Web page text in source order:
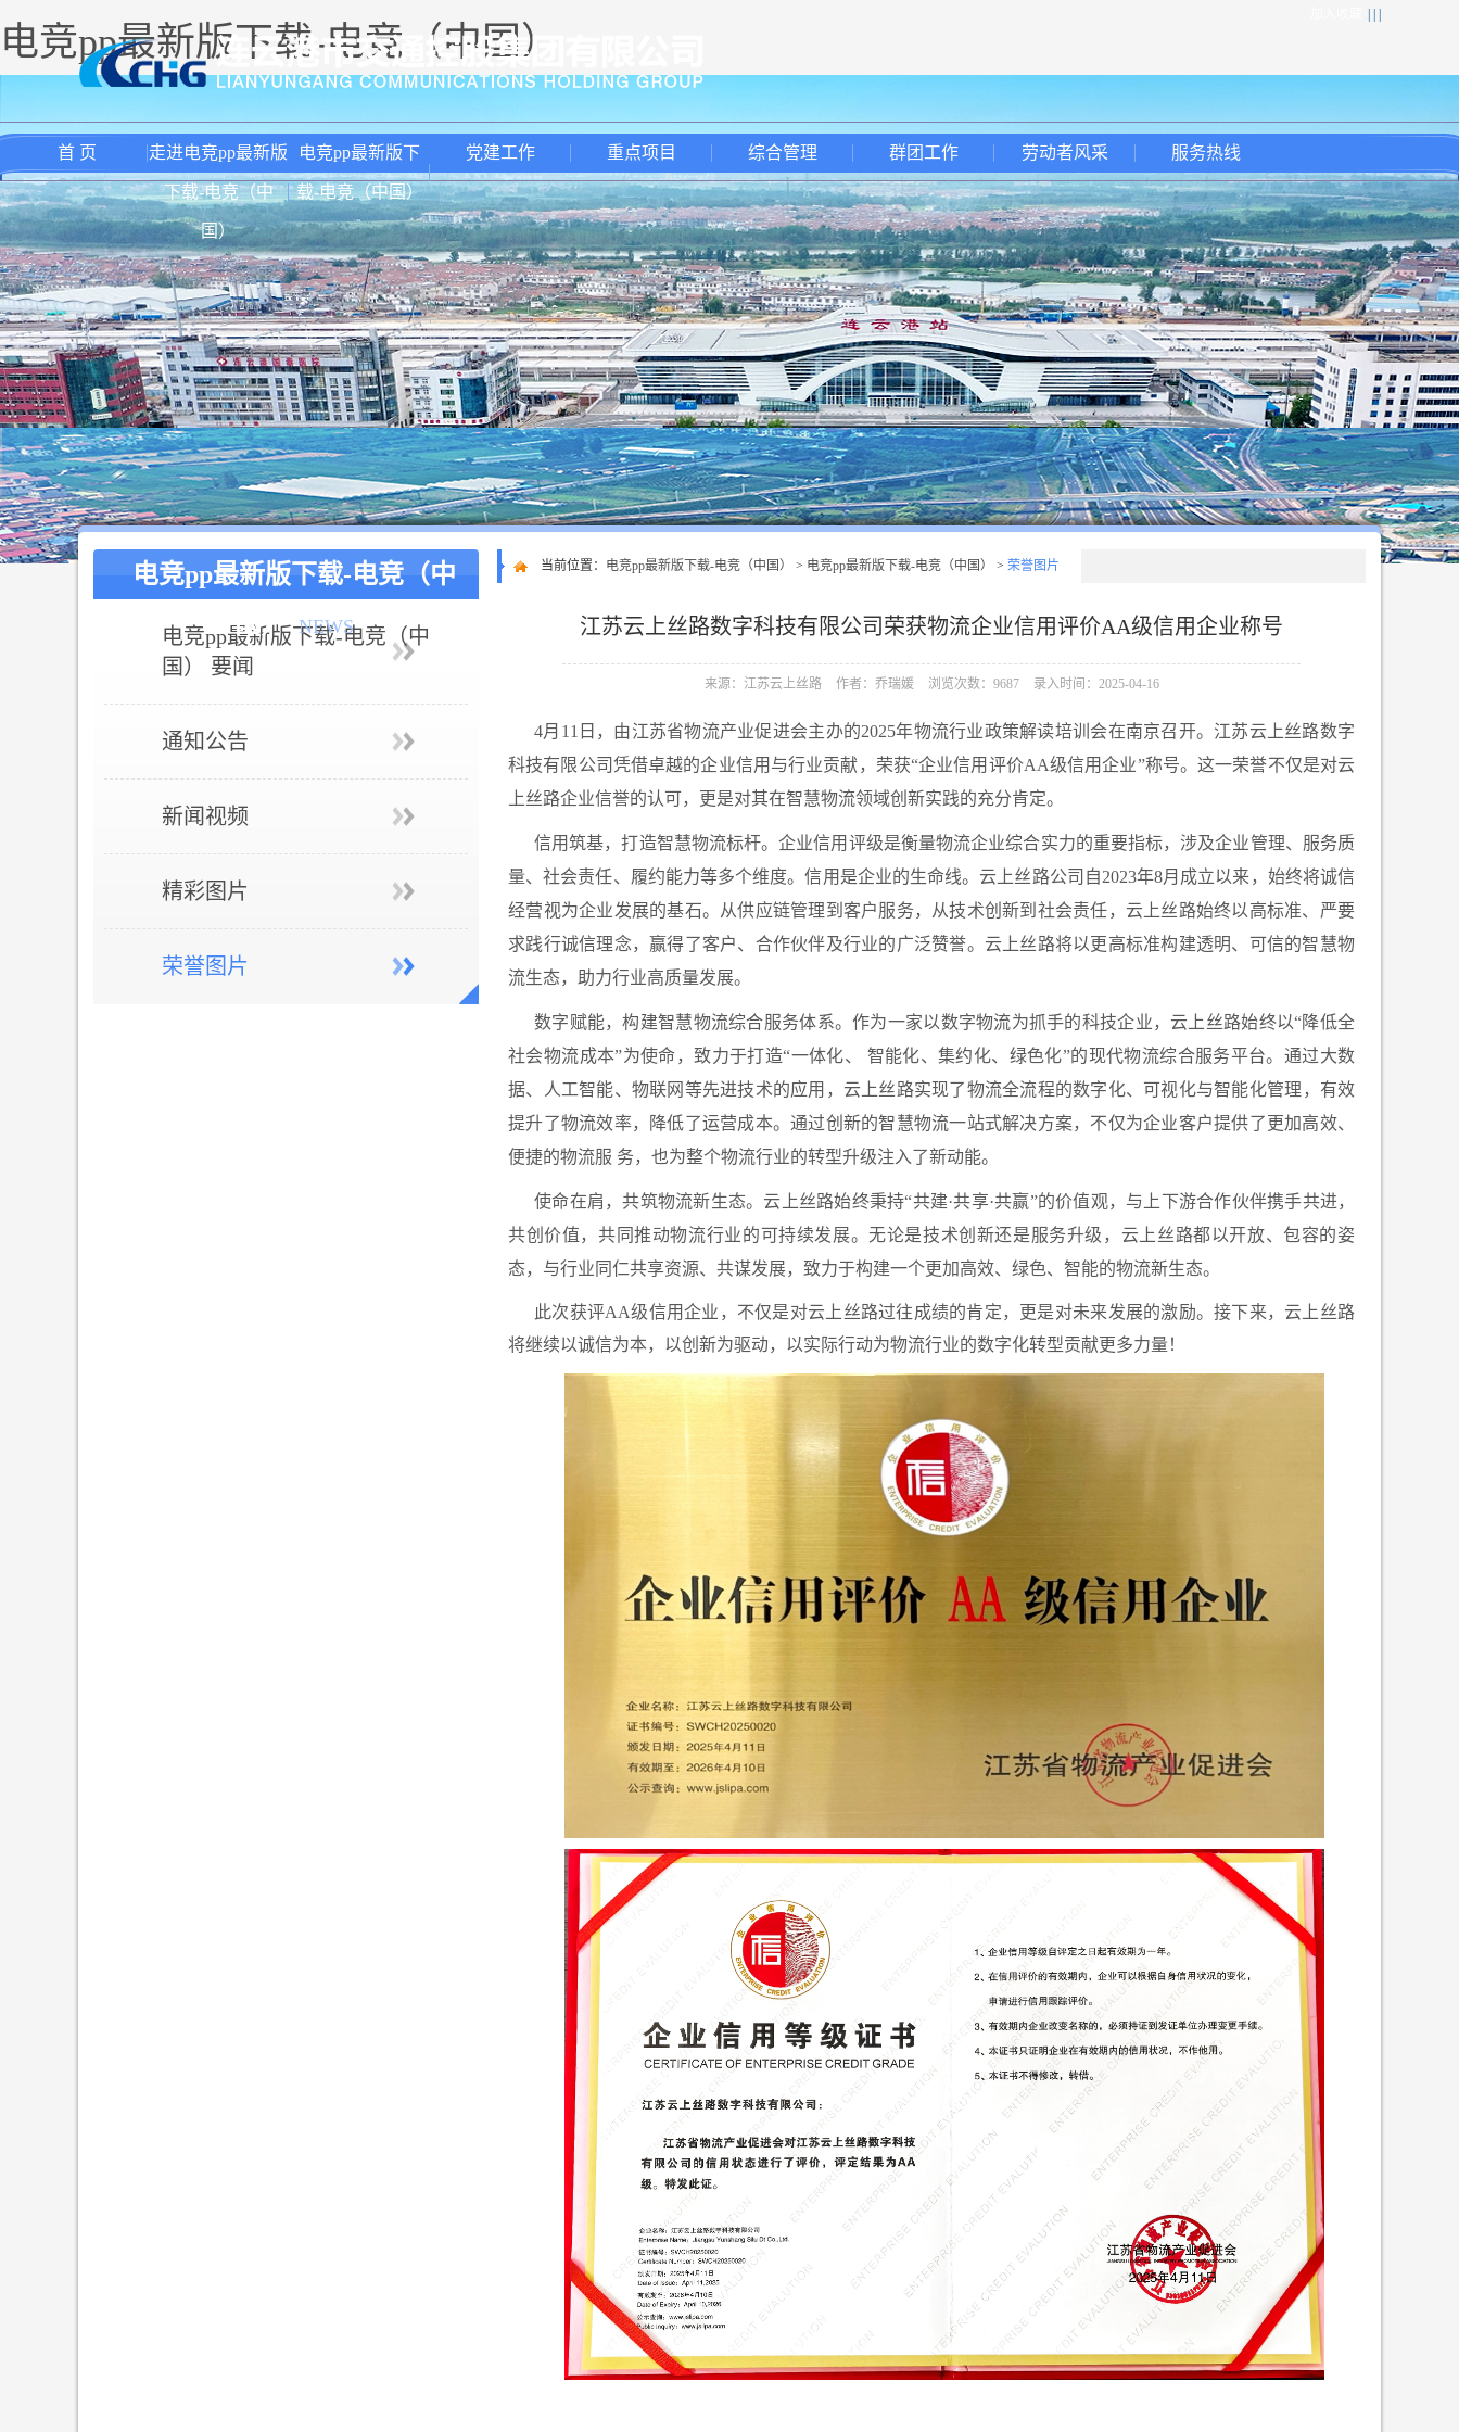
电竞pp最新版下载-电竞（中国）
首 页 走进电竞pp最新版
下载-电竞（中
国）
电竞pp最新版下
载-电竞（中国）
党建工作 重点项目 综合管理 群团工作 劳动者风采 服务热线
电竞pp最新版下载-电竞（中
国） NEWS
电竞pp最新版下载-电竞（中
国） 要闻
通知公告
新闻视频
精彩图片
荣誉图片
当前位置： 电竞pp最新版下载-电竞（中国） > 电竞pp最新版下载-电竞（中国） > 荣誉图片
江苏云上丝路数字科技有限公司荣获物流企业信用评价AA级信用企业称号
来源：江苏云上丝路 作者：乔瑞媛 浏览次数：9687 录入时间：2025-04-16
4月11日，由江苏省物流产业促进会主办的2025年物流行业政策解读培训会在南京召开。江苏云上丝路数字
科技有限公司凭借卓越的企业信用与行业贡献，荣获“企业信用评价AA级信用企业”称号。这一荣誉不仅是对云
上丝路企业信誉的认可，更是对其在智慧物流领域创新实践的充分肯定。
信用筑基，打造智慧物流标杆。企业信用评级是衡量物流企业综合实力的重要指标，涉及企业管理、服务质
量、社会责任、履约能力等多个维度。信用是企业的生命线。云上丝路公司自2023年8月成立以来，始终将诚信
经营视为企业发展的基石。从供应链管理到客户服务，从技术创新到社会责任，云上丝路始终以高标准、严要
求践行诚信理念，赢得了客户、合作伙伴及行业的广泛赞誉。云上丝路将以更高标准构建透明、可信的智慧物
流生态，助力行业高质量发展。
数字赋能，构建智慧物流综合服务体系。作为一家以数字物流为抓手的科技企业，云上丝路始终以“降低全
社会物流成本”为使命，致力于打造“一体化、 智能化、集约化、绿色化”的现代物流综合服务平台。通过大数
据、人工智能、物联网等先进技术的应用，云上丝路实现了物流全流程的数字化、可视化与智能化管理，有效
提升了物流效率，降低了运营成本。通过创新的智慧物流一站式解决方案，不仅为企业客户提供了更加高效、
便捷的物流服 务，也为整个物流行业的转型升级注入了新动能。
使命在肩，共筑物流新生态。 云上丝路始终秉持“共建·共享·共赢”的价值观，与上下游合作伙伴携手共进，
共创价值，共同推动物流行业的可持续发展。无论是技术创新还是服务升级，云上丝路都以开放、包容的姿
态，与行业同仁共享资源、共谋发展，致力于构建一个更加高效、绿色、智能的物流新生态。
此次获评AA级信用企业，不仅是对云上丝路过往成绩的肯定，更是对未来发展的激励。接下来，云上丝路
将继续以诚信为本，以创新为驱动，以实际行动为物流行业的数字化转型贡献更多力量！